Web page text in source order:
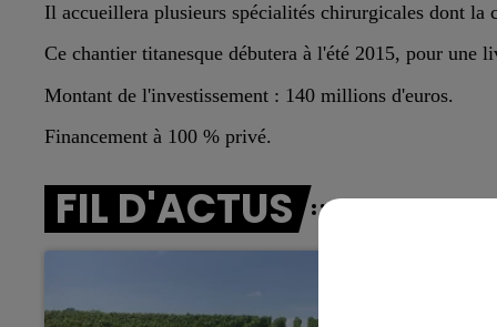
15h00 - 19h00
LE CLUB CHAMPAGNE FM
Il accueillera plusieurs spécialités chirurgicales dont la
Ce chantier titanesque débutera à l'été 2015, pour une
Montant de l'investissement : 140 millions d'euros.
Financement à 100 % privé.
FIL D'ACTUS